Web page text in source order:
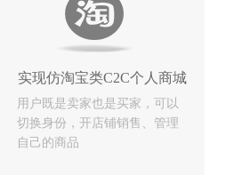
Paycenter
脑
版
实现仿淘宝类C2C个人商城
用户既是卖家也是买家，可以
切换身份，开店铺销售、管理
自己的商品